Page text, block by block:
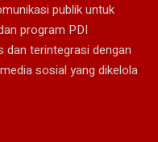
publik untuk
program PDI
dan terintegrasi dengan
sosial yang dikelola